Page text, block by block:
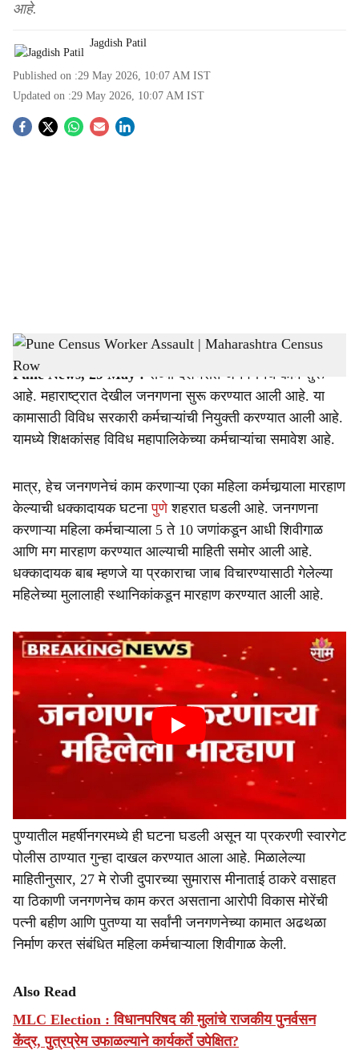
आहे.
Jagdish Patil
Published on :29 May 2026, 10:07 AM IST
Updated on :29 May 2026, 10:07 AM IST
S
h
a
r
Pune Census Worker Assault | Maharashtra Census Row-Sarkarnama
Pune News, 29 May : सध्या देशभरात जनगणनेचं काम सुरू
आहे. महाराष्ट्रात देखील जनगणना सुरू करण्यात आली आहे. या
कामासाठी विविध सरकारी कर्मचाऱ्यांची नियुक्ती करण्यात आली आहे.
यामध्ये शिक्षकांसह विविध महापालिकेच्या कर्मचाऱ्यांचा समावेश आहे.
मात्र, हेच जनगणनेचं काम करणाऱ्या एका महिला कर्मचार्‍याला मारहाण
केल्याची धक्कादायक घटनापुणेशहरात घडली आहे. जनगणना
करणाऱ्या महिला कर्मचाऱ्याला 5 ते 10 जणांकडून आधी शिवीगाळ
आणि मग मारहाण करण्यात आल्याची माहिती समोर आली आहे.
धक्कादायक बाब म्हणजे या प्रकाराचा जाब विचारण्यासाठी गेलेल्या
महिलेच्या मुलालाही स्थानिकांकडून मारहाण करण्यात आली आहे.
पुण्यातील महर्षीनगरमध्ये ही घटना घडली असून या प्रकरणी स्वारगेट
पोलीस ठाण्यात गुन्हा दाखल करण्यात आला आहे. मिळालेल्या
माहितीनुसार, 27 मे रोजी दुपारच्या सुमारास मीनाताई ठाकरे वसाहत
या ठिकाणी जनगणनेच काम करत असताना आरोपी विकास मोरेंची
पत्नी बहीण आणि पुतण्या या सर्वांनी जनगणनेच्या कामात अढथळा
निर्माण करत संबंधित महिला कर्मचाऱ्याला शिवीगाळ केली.
Also Read
MLC Election : विधानपरिषद की मुलांचे राजकीय पुनर्वसन
केंद्र, पुत्रप्रेम उफाळल्याने कार्यकर्ते उपेक्षित?